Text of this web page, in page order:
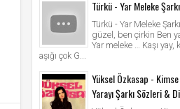
Türkü - Yar Meleke
Türkü - Yar Meleke
güzel, ben çirkin Ben
Yar meleke … Kaşı yay,
aşığı çok G...
Yüksel Özkasap -
Yarayı Şarkı Sözleri &